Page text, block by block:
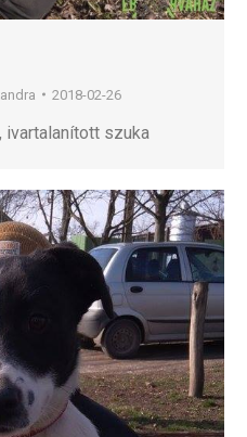
2018-02-26
ivartalanított szuka